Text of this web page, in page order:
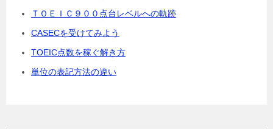
ＴＯＥＩＣ９００点台レベルへの軌跡
CASECを受けてみよう
TOEIC点数を稼ぐ解き方
単位の表記方法の違い